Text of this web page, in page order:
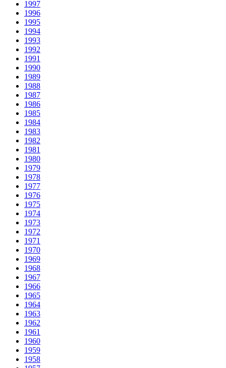
1997
1996
1995
1994
1993
1992
1991
1990
1989
1988
1987
1986
1985
1984
1983
1982
1981
1980
1979
1978
1977
1976
1975
1974
1973
1972
1971
1970
1969
1968
1967
1966
1965
1964
1963
1962
1961
1960
1959
1958